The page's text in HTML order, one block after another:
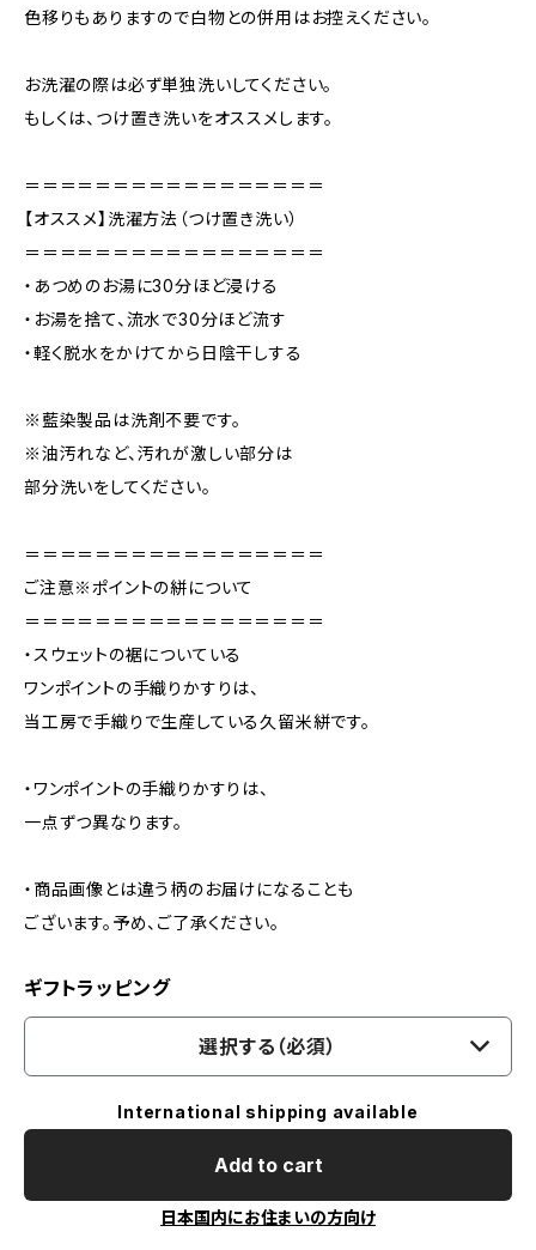
色移りもありますので白物との併用はお控えください。
お洗濯の際は必ず単独洗いしてください。
もしくは、つけ置き洗いをオススメします。
＝＝＝＝＝＝＝＝＝＝＝＝＝＝＝＝＝
【オススメ】洗濯方法（つけ置き洗い）
＝＝＝＝＝＝＝＝＝＝＝＝＝＝＝＝＝
・あつめのお湯に30分ほど浸ける
・お湯を捨て、流水で30分ほど流す
・軽く脱水をかけてから日陰干しする
※藍染製品は洗剤不要です。
※油汚れなど、汚れが激しい部分は
部分洗いをしてください。
＝＝＝＝＝＝＝＝＝＝＝＝＝＝＝＝＝
ご注意※ポイントの絣について
＝＝＝＝＝＝＝＝＝＝＝＝＝＝＝＝＝
・スウェットの裾についている
ワンポイントの手織りかすりは、
当工房で手織りで生産している久留米絣です。
・ワンポイントの手織りかすりは、
一点ずつ異なります。
・商品画像とは違う柄のお届けになることも
ございます。予め、ご了承ください。
ギフトラッピング
選択する（必須）
International shipping available
Add to cart
日本国内にお住まいの方向け